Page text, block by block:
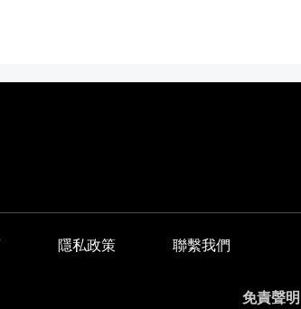
隱私政策 聯繫我們
免責聲明